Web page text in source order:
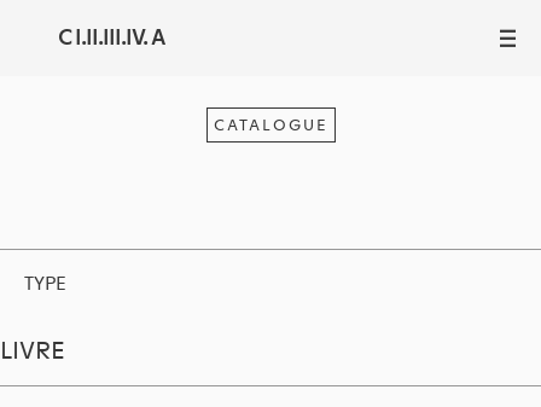
C I.II.III.IV. A III
CATALOGUE
TYPE
LIVRE